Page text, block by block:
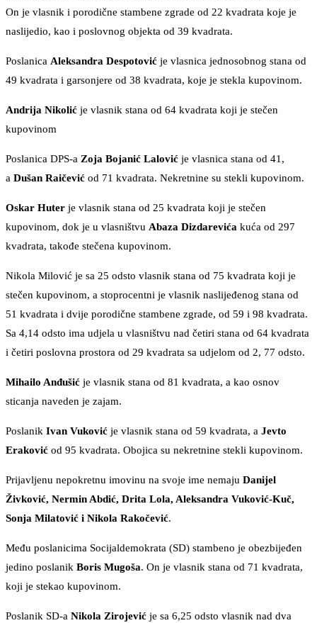
On je vlasnik i porodične stambene zgrade od 22 kvadrata koje je
naslijedio, kao i poslovnog objekta od 39 kvadrata.
Poslanica Aleksandra Despotović je vlasnica jednosobnog stana od
49 kvadrata i garsonjere od 38 kvadrata, koje je stekla kupovinom.
Andrija Nikolić je vlasnik stana od 64 kvadrata koji je stečen
kupovinom
Poslanica DPS-a Zoja Bojanić Lalović je vlasnica stana od 41,
a Dušan Raičević od 71 kvadrata. Nekretnine su stekli kupovinom.
Oskar Huter je vlasnik stana od 25 kvadrata koji je stečen
kupovinom, dok je u vlasništvu Abaza Dizdarevića kuća od 297
kvadrata, takođe stečena kupovinom.
Nikola Milović je sa 25 odsto vlasnik stana od 75 kvadrata koji je
stečen kupovinom, a stoprocentni je vlasnik naslijeđenog stana od
51 kvadrata i dvije porodične stambene zgrade, od 59 i 98 kvadrata.
Sa 4,14 odsto ima udjela u vlasništvu nad četiri stana od 64 kvadrata
i četiri poslovna prostora od 29 kvadrata sa udjelom od 2, 77 odsto.
Mihailo Anđušić je vlasnik stana od 81 kvadrata, a kao osnov
sticanja naveden je zajam.
Poslanik Ivan Vuković je vlasnik stana od 59 kvadrata, a Jevto
Eraković od 95 kvadrata. Obojica su nekretnine stekli kupovinom.
Prijavljenu nepokretnu imovinu na svoje ime nemaju Danijel
Živković, Nermin Abdić, Drita Lola, Aleksandra Vuković-Kuč,
Sonja Milatović i Nikola Rakočević.
Među poslanicima Socijaldemokrata (SD) stambeno je obezbijeđen
jedino poslanik Boris Mugoša. On je vlasnik stana od 71 kvadrata,
koji je stekao kupovinom.
Poslanik SD-a Nikola Zirojević je sa 6,25 odsto vlasnik nad dva